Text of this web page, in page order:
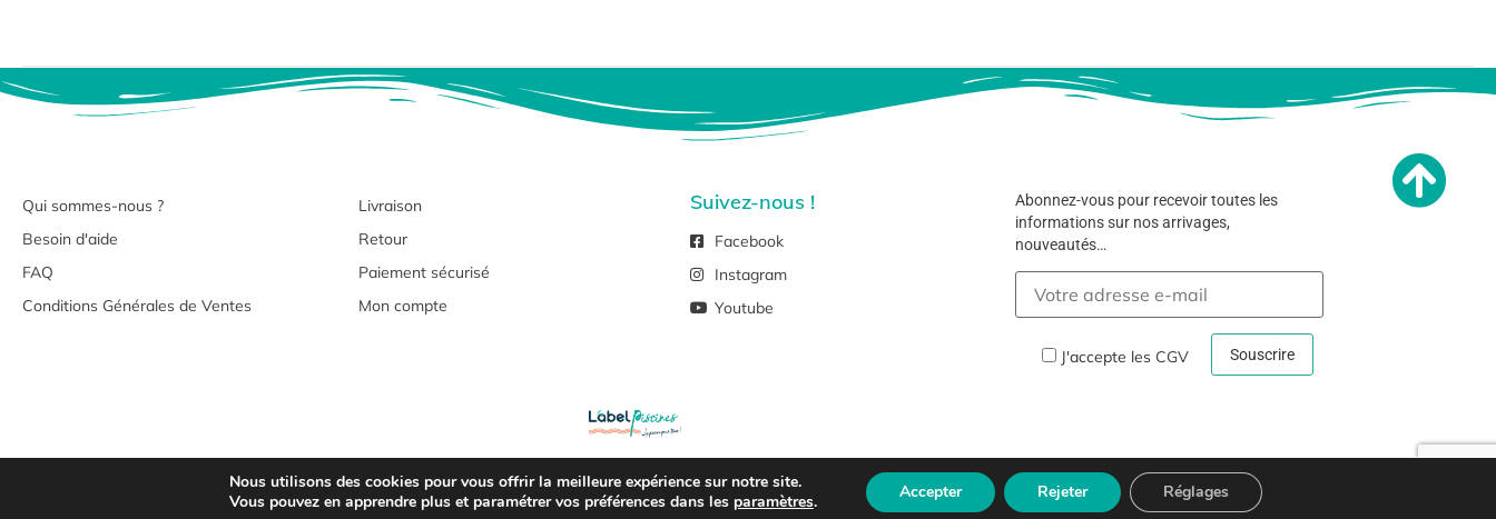
Qui sommes-nous ?
Besoin d'aide
FAQ
Conditions Générales de Ventes
Livraison
Retour
Paiement sécurisé
Mon compte
Suivez-nous !
Facebook
Instagram
Youtube
Abonnez-vous pour recevoir toutes les
informations sur nos arrivages,
nouveautés…
J'accepte les CGV
Copyright © 2026 –Mentions Légales Et Politique De Confidentialité
Nous utilisons des cookies pour vous offrir la meilleure expérience sur notre site.
Vous pouvez en apprendre plus et paramétrer vos préférences dans les paramètres. Accepter Rejeter Réglages